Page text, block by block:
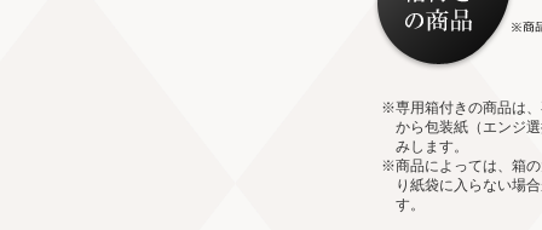
※専用箱付きの商品は
から包装紙（エンジ
みします。
※商品によっては、箱
り紙袋に入らない場
す。